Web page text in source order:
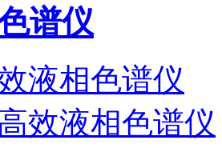
谱仪
液相色谱仪
效液相色谱仪